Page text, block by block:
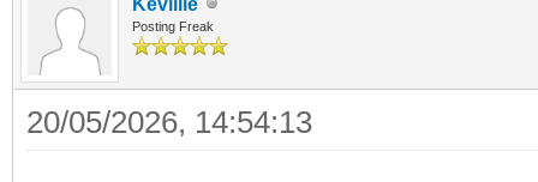
Posting Freak
20/05/2026, 14:54:13